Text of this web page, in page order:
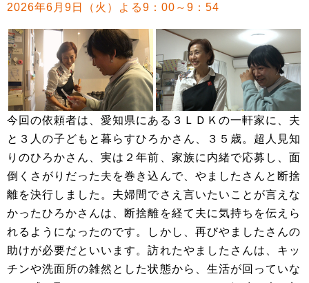
2026年6月9日（火）よる9：00～9：54
今回の依頼者は、愛知県にある３ＬＤＫの一軒家に、夫
と３人の子どもと暮らすひろかさん、３５歳。超人見知
りのひろかさん、実は２年前、家族に内緒で応募し、面
倒くさがりだった夫を巻き込んで、やましたさんと断捨
離を決行しました。夫婦間でさえ言いたいことが言えな
かったひろかさんは、断捨離を経て夫に気持ちを伝えら
れるようになったのです。しかし、再びやましたさんの
助けが必要だといいます。訪れたやましたさんは、キッ
チンや洗面所の雑然とした状態から、生活が回っていな